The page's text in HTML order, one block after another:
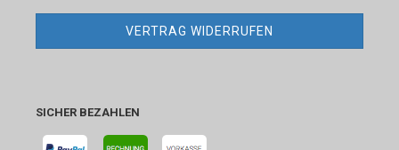
VERTRAG WIDERRUFEN
SICHER BEZAHLEN